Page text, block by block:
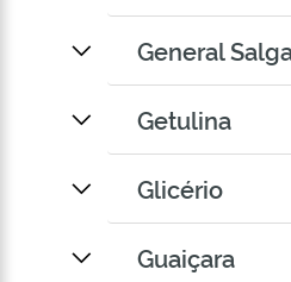
General
Getulina
Glicério
Guaiçara